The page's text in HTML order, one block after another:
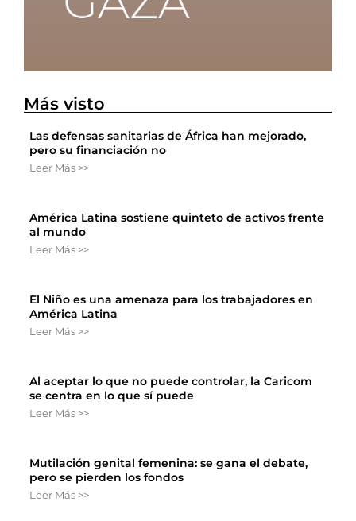
Más visto
Las defensas sanitarias de África han mejorado,
pero su financiación no
Leer Más >>
América Latina sostiene quinteto de activos frente
al mundo
Leer Más >>
El Niño es una amenaza para los trabajadores en
América Latina
Leer Más >>
Al aceptar lo que no puede controlar, la Caricom
se centra en lo que sí puede
Leer Más >>
Mutilación genital femenina: se gana el debate,
pero se pierden los fondos
Leer Más >>